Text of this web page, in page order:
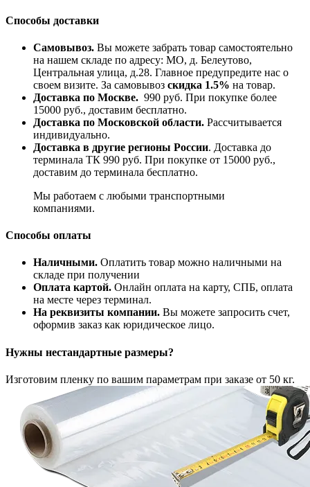
Способы доставки
Самовывоз. Вы можете забрать товар самостоятельно
на нашем складе по адресу: МО, д. Белеутово,
Центральная улица, д.28. Главное предупредите нас о
своем визите. За самовывоз скидка 1.5% на товар.
Доставка по Москве. 990 руб. При покупке более
15000 руб., доставим бесплатно.
Доставка по Московской области. Рассчитывается
индивидуально.
Доставка в другие регионы России. Доставка до
терминала ТК 990 руб. При покупке от 15000 руб.,
доставим до терминала бесплатно.
Мы работаем с любыми транспортными
компаниями.
Способы оплаты
Наличными. Оплатить товар можно наличными на
складе при получении
Оплата картой. Онлайн оплата на карту, СПБ, оплата
на месте через терминал.
На реквизиты компании. Вы можете запросить счет,
оформив заказ как юридическое лицо.
Нужны нестандартные размеры?
Изготовим пленку по вашим параметрам при заказе от 50 кг.